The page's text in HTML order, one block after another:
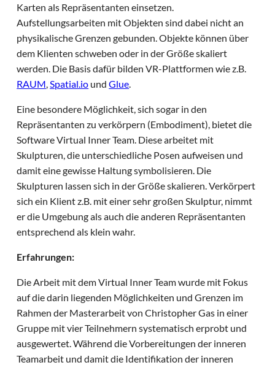
Karten als Repräsentanten einsetzen.
Aufstellungsarbeiten mit Objekten sind dabei nicht an
physikalische Grenzen gebunden. Objekte können über
dem Klienten schweben oder in der Größe skaliert
werden. Die Basis dafür bilden VR-Plattformen wie z.B.
RAUM Spatial.io undGlue
Eine besondere Möglichkeit, sich sogar in den
Repräsentanten zu verkörpern (Embodiment), bietet die
Software Virtual Inner Team. Diese arbeitet mit
Skulpturen, die unterschiedliche Posen aufweisen und
damit eine gewisse Haltung symbolisieren. Die
Skulpturen lassen sich in der Größe skalieren. Verkörpert
sich ein Klient z.B. mit einer sehr großen Skulptur, nimmt
er die Umgebung als auch die anderen Repräsentanten
entsprechend als klein wahr.
Erfahrungen:
Die Arbeit mit dem Virtual Inner Team wurde mit Fokus
auf die darin liegenden Möglichkeiten und Grenzen im
Rahmen der Masterarbeit von Christopher Gas in einer
Gruppe mit vier Teilnehmern systematisch erprobt und
ausgewertet. Während die Vorbereitungen der inneren
Teamarbeit und damit die Identifikation der inneren